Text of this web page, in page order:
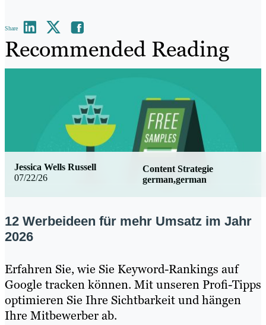
Share
Recommended Reading
07/22/26
Content Strategie
german,german
Jessica Wells Russell
12 Werbeideen für mehr Umsatz im Jahr
2026
Erfahren Sie, wie Sie Keyword-Rankings auf
Google tracken können. Mit unseren Profi-Tipps
optimieren Sie Ihre Sichtbarkeit und hängen
Ihre Mitbewerber ab.